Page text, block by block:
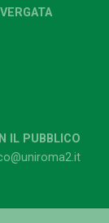
IL PUBBLICO